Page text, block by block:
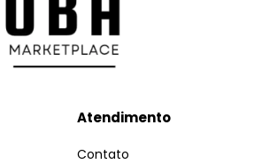
Atendimento
Contato